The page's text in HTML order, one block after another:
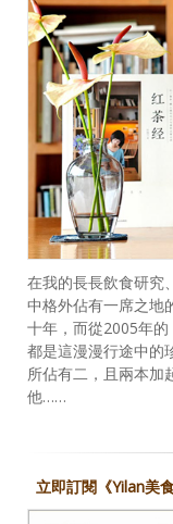
在我的長長飲食研究
中格外佔有一席之
十年，而從2005年的
都是這漫漫行途中的
所佔有二，且兩本加
他……
立即訂閱《Yilan美